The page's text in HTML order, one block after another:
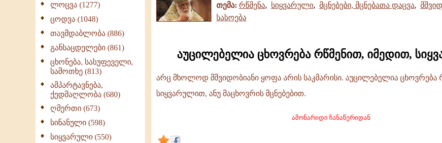
ლოცვა (1277)
ცოდვა (1048)
თავმდაბლობა (886)
განსაცდელები (861)
ცხონება, სასუფეველი,
სამოთხე (813)
ამპარტავნება,
ქედმაღლობა (680)
ღმერთი (673)
სინანული (598)
სიყვარული (550)
თემა: რწმენა, სიყვარული, მცნებები, მცნებათა დაცვა,
სასოება
აუცილებელია ცხოვრება რწმენით, იმედით,
იმედით,
არც მხოლოდ მშვიდობიანი ყოფა არის საკმარისი. აუცილებელია ცხოვრება
სიყვარულით, ანუ მაცხოვრის მცნებებით.
ამონარიდი ჩანაწერიდან